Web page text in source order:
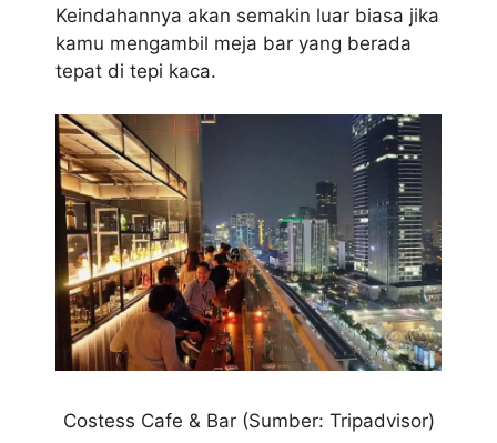
Keindahannya akan semakin luar biasa jika
kamu mengambil meja bar yang berada
tepat di tepi kaca.
Costess Cafe & Bar(Sumber: Tripadvisor)